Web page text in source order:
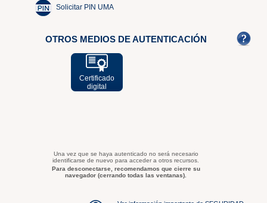
Solicitar PIN UMA
OTROS MEDIOS DE AUTENTICACIÓN
Certificado
digital
Una vez que se haya autenticado no será necesario
identificarse de nuevo para acceder a otros recursos.
Para desconectarse, recomendamos que cierre su
navegador (cerrando todas las ventanas).